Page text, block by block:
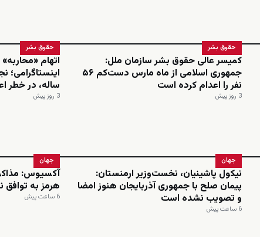
حقوق بشر
کمیسر عالی حقوق بشر سازمان ملل:
جمهوری اسلامی از ماه مارس دست‌کم ۵۶
نفر را اعدام کرده است
3 روز پیش
حقوق بشر
اتهام
ساله، در خطر
3 روز پیش
جهان
نیکول پاشینیان، نخست‌وزیر ارمنستان:
پیمان صلح با جمهوری آذربایجان هنوز امضا
و تصویب نشده است
6 ساعت پیش
جهان
آکسیوس:
هرمز به
6 ساعت پیش